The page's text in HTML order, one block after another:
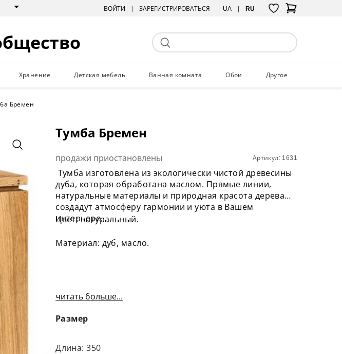
ВОЙТИ ЗАРЕГИСТРИРОВАТЬСЯ UA RU
Хранение Детская мебель Ванная комната Обои Другое
Бремен
Тумба Бремен
Артикул: 1631
продажи приостановлены
Тумба изготовлена из экологически чистой древесины
дуба, которая обработана маслом. Прямые линии,
натуральные материалы и природная красота дерева
создадут атмосферу гармонии и уюта в Вашем
интерьере.
Цвет: натуральный.
Материал: дуб, масло.
читать больше...
Размер
Длина: 350